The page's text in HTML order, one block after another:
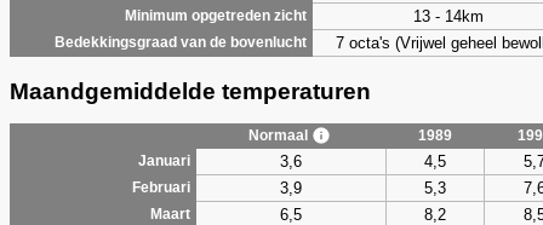
Minimum opgetreden zicht 13 - 14km
Bedekkingsgraad van de bovenlucht 7 octa's (Vrijwel geheel
Maandgemiddelde temperaturen
Normaal 1989
Januari
3,6 4,5
Februari 3,9 5,3
Maart 6,5 8,2